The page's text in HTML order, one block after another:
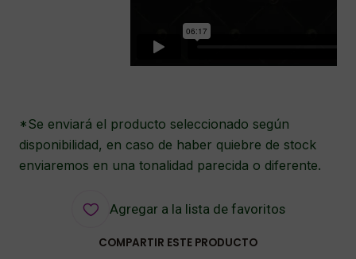
*Se enviará el producto seleccionado según
disponibilidad, en caso de haber quiebre de stock
enviaremos en una tonalidad parecida o diferente.
Agregar a la lista de favoritos
COMPARTIR ESTE PRODUCTO